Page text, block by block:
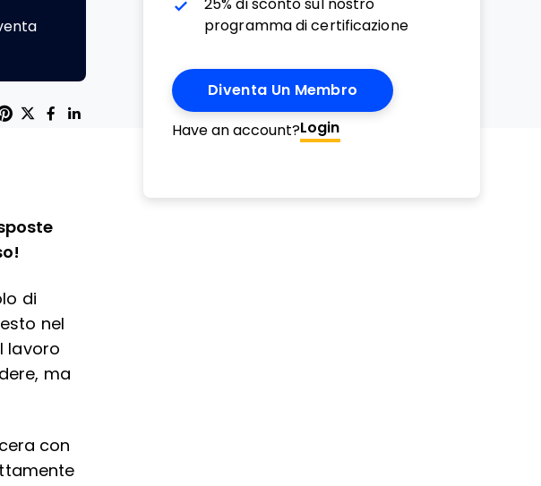
through Email
this page
Share on Pinterest
Share on Twitter
Share on Facebook
Share on LinkedIn
di
nel
lavoro
ma
con
25% di sconto sul nostro
programma di certificazione
Diventa Un Membro
Have an account?Login